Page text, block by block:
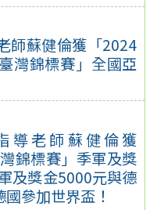
師蘇健倫獲「2024
灣錦標賽」全國亞
導老師蘇健倫獲
錦標賽」季軍及獎
及獎金5000元與德
參加世界盃！